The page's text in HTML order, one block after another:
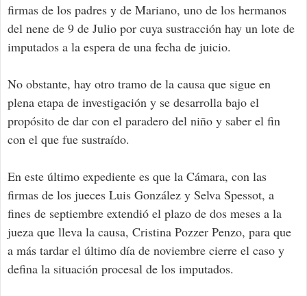
firmas de los padres y de Mariano, uno de los hermanos
del nene de 9 de Julio por cuya sustracción hay un lote de
imputados a la espera de una fecha de juicio.
No obstante, hay otro tramo de la causa que sigue en
plena etapa de investigación y se desarrolla bajo el
propósito de dar con el paradero del niño y saber el fin
con el que fue sustraído.
En este último expediente es que la Cámara, con las
firmas de los jueces Luis González y Selva Spessot, a
fines de septiembre extendió el plazo de dos meses a la
jueza que lleva la causa, Cristina Pozzer Penzo, para que
a más tardar el último día de noviembre cierre el caso y
defina la situación procesal de los imputados.